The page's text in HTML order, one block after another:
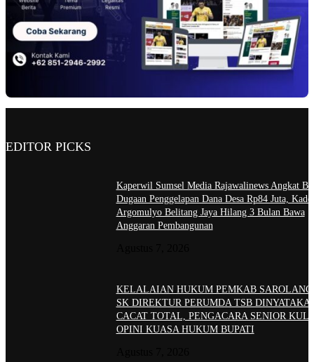
EDITOR PICKS
Kaperwil Sumsel Media Rajawalinews Angkat
Dugaan Penggelapan Dana Desa Rp84 Juta,
Argomulyo Belitang Jaya Hilang 3 Bulan Bawa
Anggaran Pembangunan
KELALAIAN HUKUM PEMKAB
SK DIREKTUR PERUMDA TSB
CACAT TOTAL, PENGACARA SENIOR
OPINI KUASA HUKUM BUPATI